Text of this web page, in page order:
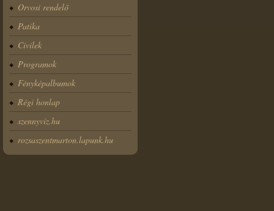
Orvosi rendelő
Patika
Civilek
Programok
Fényképalbumok
Régi honlap
szennyvíz.hu
rozsaszentmarton.lapunk.hu